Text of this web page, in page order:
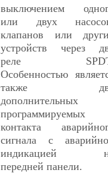
выключением
или двух
клапанов или
устройств через
реле
Особенностью
также
дополнительных
программируемых
контакта
сигнала с
индикацией
передней панели.